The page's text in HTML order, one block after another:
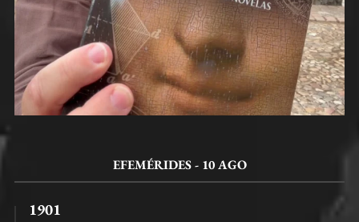
EFEMÉRIDES - 10 AGO
1901